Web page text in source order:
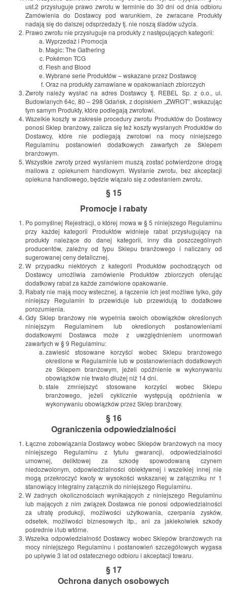
ust.2 przysługuje prawo zwrotu w terminie do 30 dni od dnia odbioru
Zamówienia do Dostawcy pod warunkiem, że zwracane Produkty
nadają się do dalszej odsprzedaży tj. nie noszą śladów użycia.
Prawo zwrotu nie przysługuje na produkty z następujących kategorii:
Wyprzedaż i Promocja
Magic: The Gathering
Pokémon TCG
Flesh and Blood
Wybrane serie Produktów – wskazane przez Dostawcę
Oraz na produkty zamawiane w opakowaniach zbiorczych
Zwroty należy wysłać na adres Dostawcy tj. REBEL Sp. z o.o., ul.
Budowlanych 64c, 80 – 298 Gdańsk, z dopiskiem „ZWROT”, wskazując
tym samym Produkty, które podlegają zwrotowi.
Wszelkie koszty w zakresie procedury zwrotu Produktów do Dostawcy
ponosi Sklep branżowy, zalicza się też koszty wysłanych Produktów do
Dostawcy, które nie podlegają zwrotowi na mocy niniejszego
Regulaminu postanowień dodatkowych zawartych ze Sklepem
branżowym.
Wszystkie zwroty przed wysłaniem muszą zostać potwierdzone drogą
mailowa z opiekunem handlowym. Wysłanie zwrotu, bez akceptacji
opiekuna handlowego, będzie wiązało się z odesłaniem zwrotu.
§ 15
Promocje i rabaty
Po pomyślnej Rejestracji, o której mowa w § 5 niniejszego Regulaminu
przy każdej kategorii Produktów widnieje rabat przysługujący na
produkty należące do danej kategorii, inny dla poszczególnych
producentów, zależny od typu Sklepu branżowego i naliczany od
sugerowanej ceny detalicznej.
W przypadku niektórych z kategorii Produktów pochodzących od
Dostawcy umożliwia zamówienie Produktów zbiorczych oferując
dodatkowy rabat za każde zamówione opakowanie.
Rabaty nie mają mocy wstecznej, a łączenie ich jest możliwe tylko, gdy
niniejszy Regulamin to przewiduje lub przewidują to dodatkowe
porozumienia.
Gdy Sklep branżowy nie wypełnia swoich obowiązków określonych
niniejszym Regulaminem lub określonych postanowieniami
dodatkowymi Dostawca może z uwzględnieniem unormowań
zawartych w § 9 Regulaminu:
zawiesić stosowane korzyści wobec Sklepu branżowego
określone w Regulaminie lub w postanowieniach dodatkowych
ze Sklepem branżowym, jeżeli opóźnienie w wykonywaniu
obowiązków nie trwało dłużej niż 14 dni.
stale zmniejszyć stosowane korzyści wobec Sklepu
branżowego, jeżeli cyklicznie występują opóźnienia w
wykonywaniu obowiązków przez Sklep branżowy.
§ 16
Ograniczenia odpowiedzialności
Łączne zobowiązania Dostawcy wobec Sklepów branżowych na mocy
niniejszego Regulaminu z tytułu gwarancji, odpowiedzialności
umownej, deliktowej za szkodę spowodowaną czynem
niedozwolonym, odpowiedzialności obiektywnej i wszelkiej innej nie
mogą przekroczyć kwoty w wysokości wskazanej w załączniku nr 1
stanowiący integralny załącznik do niniejszego Regulaminu.
W żadnych okolicznościach wynikających z niniejszego Regulaminu
lub mających z nim związek Dostawca nie ponosi odpowiedzialności
za utratę produkcji, możliwości użytkowania, czerpania zysków,
odsetek, możliwości biznesowych itp., ani za jakiekolwiek szkody
pośrednie i/lub wtórne.
Wszelka odpowiedzialność Dostawcy wobec Sklepów branżowych na
mocy niniejszego Regulaminu i postanowień szczegółowych wygasa
po upływie 3 lat od ostatecznego odbioru i akceptacji towaru.
§ 17
Ochrona danych osobowych